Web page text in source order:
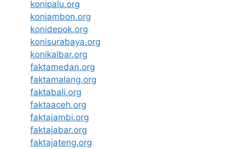
konipalu.org
koniambon.org
konidepok.org
konisurabaya.org
konikalbar.org
faktamedan.org
faktamalang.org
faktabali.org
faktaaceh.org
faktajambi.org
faktajabar.org
faktajateng.org